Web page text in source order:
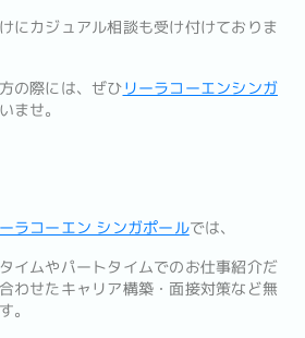
にカジュアル相談も受け付けておりま
の際には、ぜひリーラコーエンシンガ
ませ。
ラコーエン シンガポールでは、
イムやパートタイムでのお仕事紹介だ
わせたキャリア構築・面接対策など無
。